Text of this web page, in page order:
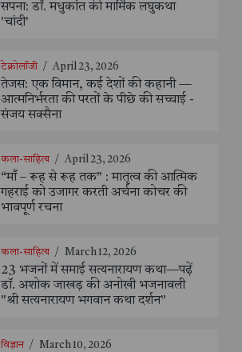
सपना: डॉ. मधुकांत की मार्मिक लघुकथा
'चांदी'
टेक्नोलॉजी / April 23, 2026
तेजस: एक विमान, कई देशों की कहानी —
आत्मनिर्भरता की परतों के पीछे की सच्चाई -
संजय सक्सैना
कला-साहित्य / April 23, 2026
“माँ – रूह से रूह तक” : मातृत्व की आत्मिक
गहराई को उजागर करती अर्चना कोचर की
भावपूर्ण रचना
कला-साहित्य / March 12, 2026
23 भजनों में समाई सत्यनारायण कथा—पढ़ें
डॉ. अशोक जाखड़ की अनोखी भजनावली
"श्री सत्यनारायण भगवान कथा दर्शन"
विज्ञान / March 10, 2026